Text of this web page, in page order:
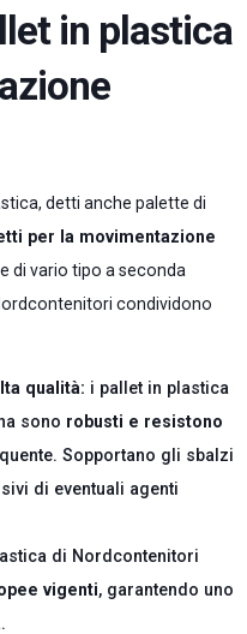
in plastica
detti anche palette di
per la movimentazione
di vario tipo a seconda
condividono
qualità: i pallet in plastica
sono robusti e resistono
Sopportano gli sbalzi
di eventuali agenti
di Nordcontenitori
vigenti, garantendo uno